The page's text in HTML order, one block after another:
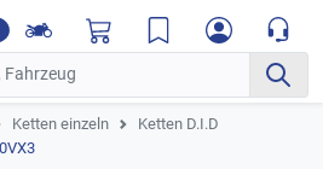
Ketten einzeln
Ketten D.I.D